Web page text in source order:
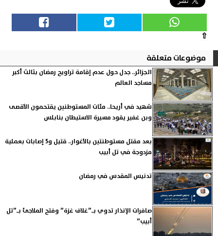
⇧
موضوعات متعلقة
الجزائر.. جدل حول عدم إقامة تراويح رمضان بثالث أكبر
مساجد العالم
شهيد في أريحا.. مئات المستوطنين يقتحمون الأقصى
وبن غفير يقود مسيرة الاستيطان بنابلس
بعد مقتل مستوطنتين بالأغوار.. قتيل و5 إصابات بعملية
مزدوجة في تل أبيب
تدنيس المقدس في رمضان
صافرات الإنذار تدوي بـ”غلاف غزة” وفتح الملاجئ بـ”تل
أبيب”